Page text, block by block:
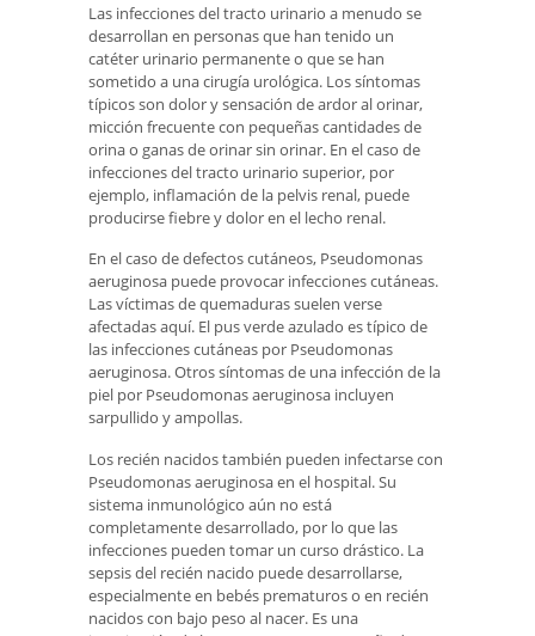
Las infecciones del tracto urinario a menudo se
desarrollan en personas que han tenido un
catéter urinario permanente o que se han
sometido a una cirugía urológica. Los síntomas
típicos son dolor y sensación de ardor al orinar,
micción frecuente con pequeñas cantidades de
orina o ganas de orinar sin orinar. En el caso de
infecciones del tracto urinario superior, por
ejemplo, inflamación de la pelvis renal, puede
producirse fiebre y dolor en el lecho renal.
En el caso de defectos cutáneos, Pseudomonas
aeruginosa puede provocar infecciones cutáneas.
Las víctimas de quemaduras suelen verse
afectadas aquí. El pus verde azulado es típico de
las infecciones cutáneas por Pseudomonas
aeruginosa. Otros síntomas de una infección de la
piel por Pseudomonas aeruginosa incluyen
sarpullido y ampollas.
Los recién nacidos también pueden infectarse con
Pseudomonas aeruginosa en el hospital. Su
sistema inmunológico aún no está
completamente desarrollado, por lo que las
infecciones pueden tomar un curso drástico. La
sepsis del recién nacido puede desarrollarse,
especialmente en bebés prematuros o en recién
nacidos con bajo peso al nacer. Es una